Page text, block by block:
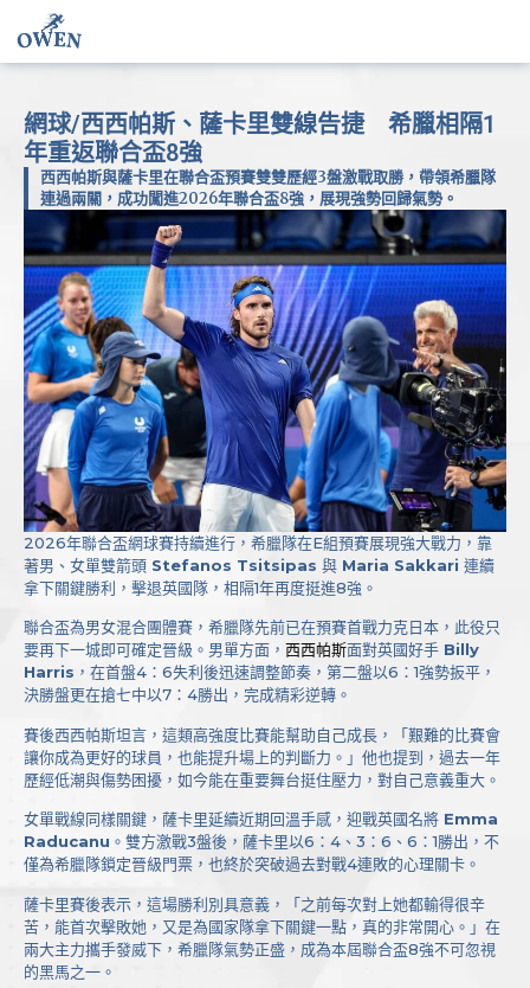
網球/西西帕斯、薩卡里雙線告捷 希臘相隔1
年重返聯合盃8強
西西帕斯與薩卡里在聯合盃預賽雙雙歷經3盤激戰取勝，帶領希臘隊
連過兩關，成功闖進2026年聯合盃8強，展現強勢回歸氣勢。
2026年聯合盃網球賽持續進行，希臘隊在E組預賽展現強大戰力，靠
著男、女單雙箭頭 Stefanos Tsitsipas 與 Maria Sakkari 連續
拿下關鍵勝利，擊退英國隊，相隔1年再度挺進8強。
聯合盃為男女混合團體賽，希臘隊先前已在預賽首戰力克日本，此役只
要再下一城即可確定晉級。男單方面， 西西帕斯面對英國好手 Billy
Harris ，在首盤4：6失利後迅速調整節奏，第二盤以6：1強勢扳平，
決勝盤更在搶七中以7：4勝出，完成精彩逆轉。
賽後西西帕斯坦言，這類高強度比賽能幫助自己成長，「艱難的比賽會
讓你成為更好的球員，也能提升場上的判斷力。」他也提到，過去一年
歷經低潮與傷勢困擾，如今能在重要舞台挺住壓力，對自己意義重大。
女單戰線同樣關鍵，薩卡里延續近期回溫手感，迎戰英國名將 Emma
Raducanu 。雙方激戰3盤後，薩卡里以6：4、3：6、6：1勝出，不
僅為希臘隊鎖定晉級門票，也終於突破過去對戰4連敗的心理關卡。
薩卡里賽後表示，這場勝利別具意義，「之前每次對上她都輸得很辛
苦，能首次擊敗她，又是為國家隊拿下關鍵一點，真的非常開心。」在
兩大主力攜手發威下，希臘隊氣勢正盛，成為本屆聯合盃8強不可忽視
的黑馬之一。